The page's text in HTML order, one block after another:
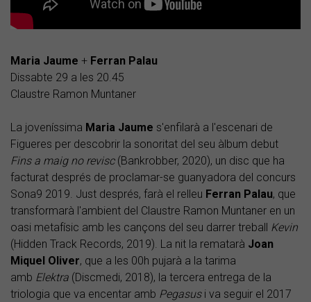
Maria Jaume + Ferran Palau
Dissabte 29 a les 20.45
Claustre Ramon Muntaner
La joveníssima Maria Jaume s'enfilarà a l'escenari de
Figueres per descobrir la sonoritat del seu àlbum debut
Fins a maig no revisc (Bankrobber, 2020), un disc que ha
facturat després de proclamar-se guanyadora del concurs
Sona9 2019. Just després, farà el relleu Ferran Palau, que
transformarà l'ambient del Claustre Ramon Muntaner en un
oasi metafísic amb les cançons del seu darrer treball Kevin
(Hidden Track Records, 2019). La nit la rematarà Joan
Miquel Oliver, que a les 00h pujarà a la tarima
amb Elektra (Discmedi, 2018), la tercera entrega de la
triologia que va encentar amb Pegasusi va seguir el 2017